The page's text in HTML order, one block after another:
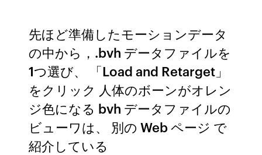
先ほど準備したモーションデータ
の中から，.bvh データファイルを
1つ選び、 「Load and Retarget」
をクリック 人体のボーンがオレン
ジ色になる bvh データファイルの
ビューワは、 別の Web ページ で
紹介している